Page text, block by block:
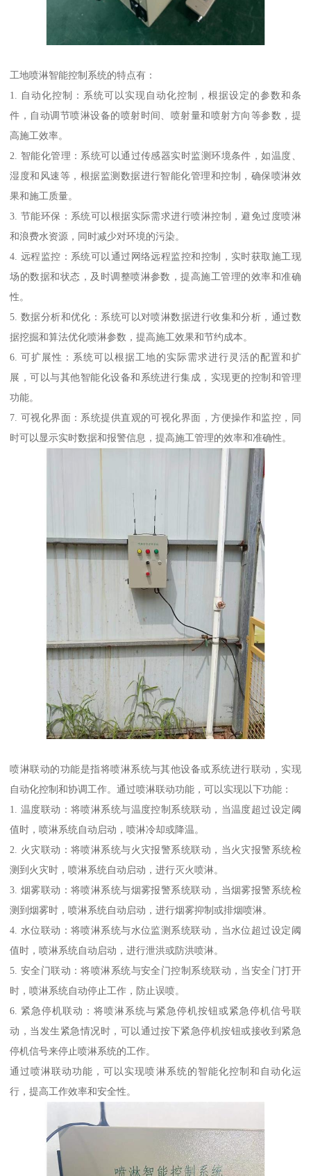
工地喷淋智能控制系统的特点有：
1. 自动化控制：系统可以实现自动化控制，根据设定的参数和条
件，自动调节喷淋设备的喷射时间、喷射量和喷射方向等参数，提
高施工效率。
2. 智能化管理：系统可以通过传感器实时监测环境条件，如温度、
湿度和风速等，根据监测数据进行智能化管理和控制，确保喷淋效
果和施工质量。
3. 节能环保：系统可以根据实际需求进行喷淋控制，避免过度喷淋
和浪费水资源，同时减少对环境的污染。
4. 远程监控：系统可以通过网络远程监控和控制，实时获取施工现
场的数据和状态，及时调整喷淋参数，提高施工管理的效率和准确
性。
5. 数据分析和优化：系统可以对喷淋数据进行收集和分析，通过数
据挖掘和算法优化喷淋参数，提高施工效果和节约成本。
6. 可扩展性：系统可以根据工地的实际需求进行灵活的配置和扩
展，可以与其他智能化设备和系统进行集成，实现更的控制和管理
功能。
7. 可视化界面：系统提供直观的可视化界面，方便操作和监控，同
时可以显示实时数据和报警信息，提高施工管理的效率和准确性。
喷淋联动的功能是指将喷淋系统与其他设备或系统进行联动，实现
自动化控制和协调工作。通过喷淋联动功能，可以实现以下功能：
1. 温度联动：将喷淋系统与温度控制系统联动，当温度超过设定阈
值时，喷淋系统自动启动，喷淋冷却或降温。
2. 火灾联动：将喷淋系统与火灾报警系统联动，当火灾报警系统检
测到火灾时，喷淋系统自动启动，进行灭火喷淋。
3. 烟雾联动：将喷淋系统与烟雾报警系统联动，当烟雾报警系统检
测到烟雾时，喷淋系统自动启动，进行烟雾抑制或排烟喷淋。
4. 水位联动：将喷淋系统与水位监测系统联动，当水位超过设定阈
值时，喷淋系统自动启动，进行泄洪或防洪喷淋。
5. 安全门联动：将喷淋系统与安全门控制系统联动，当安全门打开
时，喷淋系统自动停止工作，防止误喷。
6. 紧急停机联动：将喷淋系统与紧急停机按钮或紧急停机信号联
动，当发生紧急情况时，可以通过按下紧急停机按钮或接收到紧急
停机信号来停止喷淋系统的工作。
通过喷淋联动功能，可以实现喷淋系统的智能化控制和自动化运
行，提高工作效率和安全性。